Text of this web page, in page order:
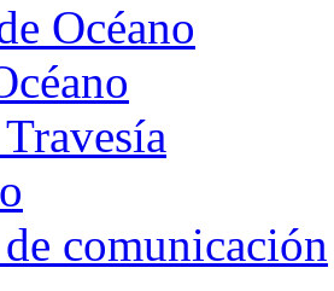
Océano
comunicación